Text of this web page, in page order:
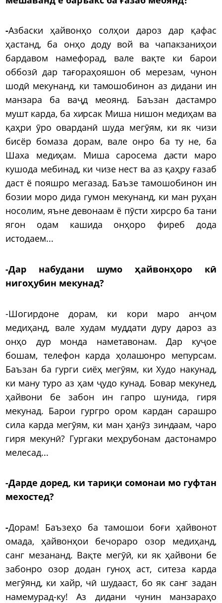
-Азбаски ҳайвонҳо солҳои дароз дар қафас
ҳастанд, ба онҳо доду вой ва чапакзаниҳои
бардавом намефорад, вале вақте ки барои
оббозӣ дар тағораҳояшон об мерезам, чунон
шодӣ мекунанд, ки тамошобинон аз дидани ин
манзара ба ваҷд меоянд. Баъзан дастамро
мушт карда, ба хирсак Миша нишон медиҳам ва
қаҳри ӯро оварданӣ шуда мегӯям, ки як чизи
бисёр бомаза дорам, вале онро ба ту не, ба
Шаха медиҳам. Миша саросема дасти маро
кушода мебинад, ки чизе нест ва аз қаҳру ғазаб
даст ё пояшро мегазад. Баъзе тамошобинон ин
бозии моро дида гумон мекунанд, ки ман руҳан
носолим, яъне девонаам ё пӯсти хирсро ба тани
ягон одам кашида онҳоро фиреб дода
истодаем...
-Дар набудани шумо ҳайвонҳоро кӣ
нигоҳубин мекунад?
-Шогирдоне дорам, ки кори маро анҷом
медиҳанд, вале худам муддати дуру дароз аз
онҳо дур монда наметавонам. Дар куҷое
бошам, телефон карда ҳолашонро мепурсам.
Баъзан ба гурги сиёҳ мегӯям, ки Худо накунад,
ки ману туро аз ҳам ҷудо кунад. Бовар мекунед,
ҳайвони бе забон ин гапро шунида, гиря
мекунад. Барои гургро ором кардан сарашро
сила карда мегӯям, ки ман ҳанӯз зиндаам, чаро
гиря мекунӣ? Гургаки меҳрубонам дастонамро
мелесад...
-Дарде доред, ки тариқи сомонаи мо гуфтан
мехостед?
-Дорам! Баъзеҳо ба тамошои боғи ҳайвонот
омада, ҳайвонҳои бечораро озор медиҳанд,
санг мезананд. Вақте мегӯӣ, ки як ҳайвони бе
забонро озор додан гуноҳ аст, ситеза карда
мегӯянд, ки хайр, чӣ шудааст, бо як санг задан
намемурад-ку! Аз дидани чунин манзараҳо